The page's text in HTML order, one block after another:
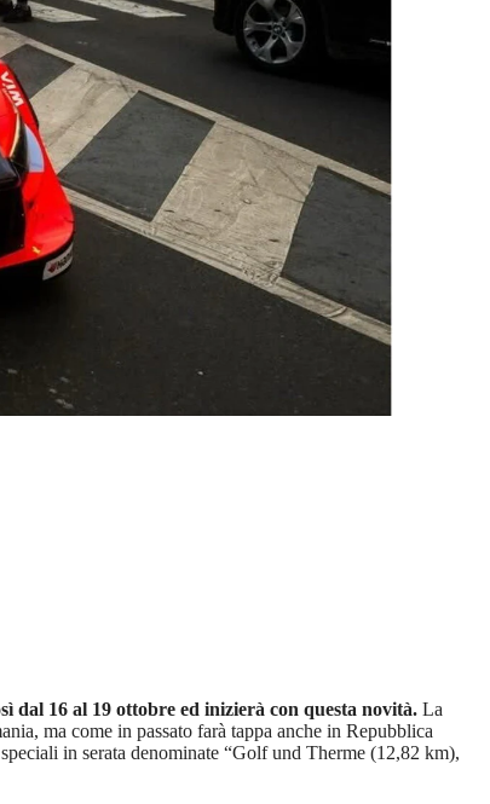
dal 16 al 19 ottobre ed inizierà con questa novità. La
ma come in passato farà tappa anche in Repubblica
in serata denominate “Golf und Therme (12,82 km),